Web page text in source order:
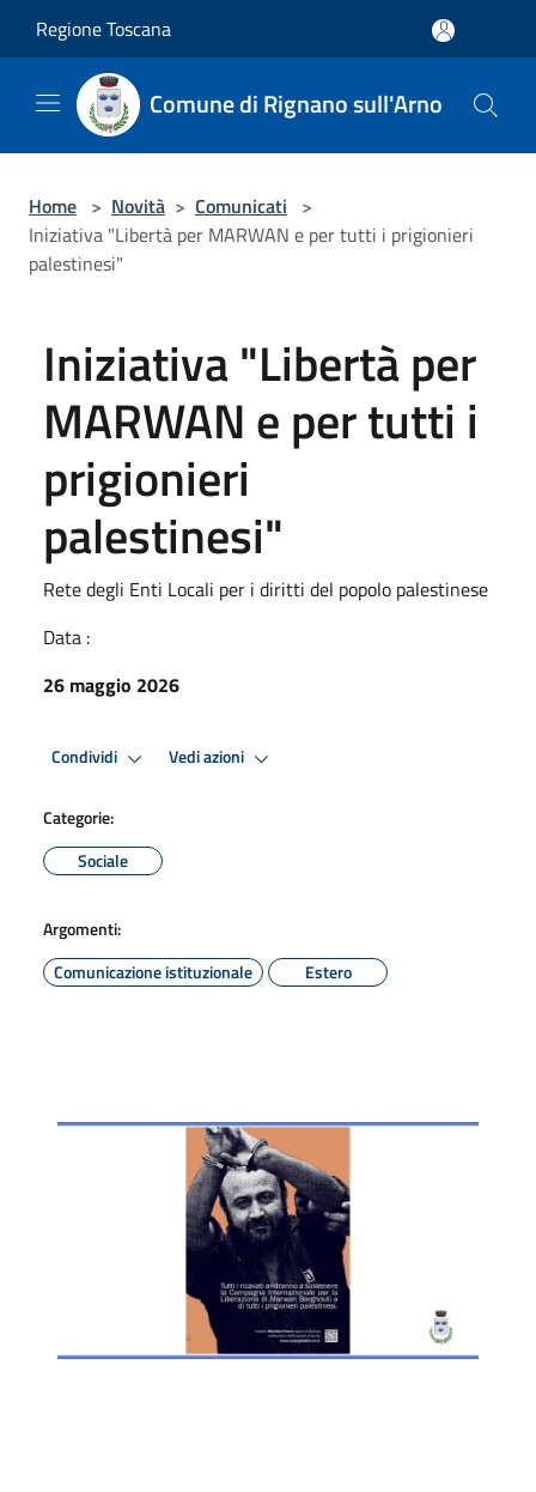
Regione Toscana
Comune di Rignano sull'Arno
Home > Novità > Comunicati >
Iniziativa "Libertà per MARWAN e per tutti i prigionieri
palestinesi"
Iniziativa "Libertà per
MARWAN e per tutti i
prigionieri
palestinesi"
Rete degli Enti Locali per i diritti del popolo palestinese
Data :
26 maggio 2026
Condividi Vedi azioni
Categorie:
Sociale
Argomenti:
Comunicazione istituzionale
Estero